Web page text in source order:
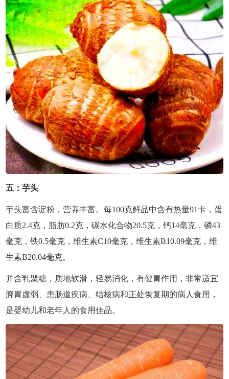
五：芋头
芋头富含淀粉，营养丰富。每100克鲜品中含有热量91卡，蛋
白质2.4克，脂肪0.2克，碳水化合物20.5克，钙14毫克，磷43
毫克，铁0.5毫克，维生素C10毫克，维生素B10.09毫克，维
生素B20.04毫克。
并含乳聚糖，质地软滑，轻易消化，有健胃作用，非常适宜
脾胃虚弱、患肠道疾病、结核病和正处恢复期的病人食用，
是婴幼儿和老年人的食用佳品。